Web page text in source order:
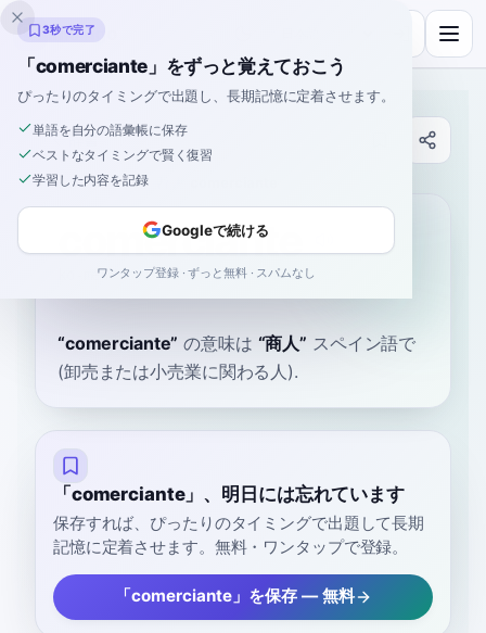
Inklingo
辞書
ホーム›スペイン語
comerciante
ko-mehr-syahn-teh komeɾˈθjante
“comerciante” の意味は “商人” スペイン語で
(卸売または小売業に関わる人).
「comerciante」、明日には忘れています
保存すれば、ぴったりのタイミングで出題して長期
記憶に定着させます。無料・ワンタップで登録。
「comerciante」を保存 — 無料
3秒で完了
「comerciante」をずっと覚えておこう
ぴったりのタイミングで出題し、長期記憶に定着させます。
単語を自分の語彙帳に保存
ベストなタイミングで賢く復習
学習した内容を記録
Googleで続ける
ワンタップ登録 · ずっと無料 · スパムなし